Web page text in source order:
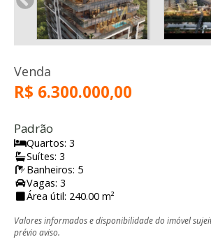
Venda
R$ 6.300.000,00
Padrão
Quartos: 3
Suítes: 3
Banheiros: 5
Vagas: 3
Área útil: 240.00 m²
Valores informados e disponibilidade do imóvel
prévio aviso.